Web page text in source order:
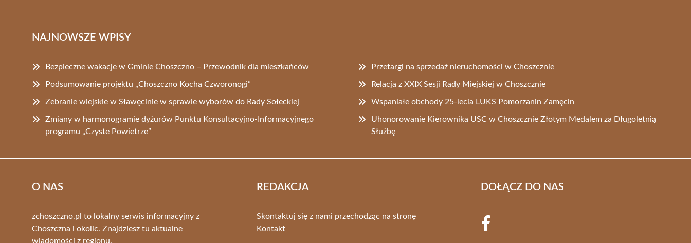
NAJNOWSZE WPISY
Bezpieczne wakacje w Gminie Choszczno – Przewodnik dla mieszkańców Przetargi na sprzedaż nieruchomości w Choszcznie
Podsumowanie projektu „Choszczno Kocha Czworonogi” Relacja z XXIX Sesji Rady Miejskiej w Choszcznie
Zebranie wiejskie w Sławęcinie w sprawie wyborów do Rady Sołeckiej Wspaniałe obchody 25-lecia LUKS Pomorzanin Zamęcin
Zmiany w harmonogramie dyżurów Punktu Konsultacyjno-Informacyjnego
programu „Czyste Powietrze”
Uhonorowanie Kierownika USC w Choszcznie Złotym Medalem za Długoletnią
Służbę
O NAS
zchoszczno.pl to lokalny serwis informacyjny z
Choszczna i okolic. Znajdziesz tu aktualne
wiadomości z regionu.
REDAKCJA
Skontaktuj się z nami przechodząc na stronę
Kontakt
DOŁĄCZ DO NAS